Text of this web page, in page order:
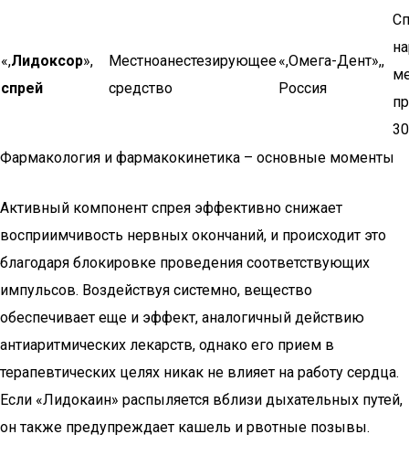
«,Лидоксор»,
спрей
Местноанестезирующее
средство
«,Омега-Дент»,,
Россия
Фармакология и фармакокинетика – основные моменты
Активный компонент спрея эффективно снижает
восприимчивость нервных окончаний, и происходит это
благодаря блокировке проведения соответствующих
импульсов. Воздействуя системно, вещество
обеспечивает еще и эффект, аналогичный действию
антиаритмических лекарств, однако его прием в
терапевтических целях никак не влияет на работу сердца.
Если «Лидокаин» распыляется вблизи дыхательных путей,
он также предупреждает кашель и рвотные позывы.